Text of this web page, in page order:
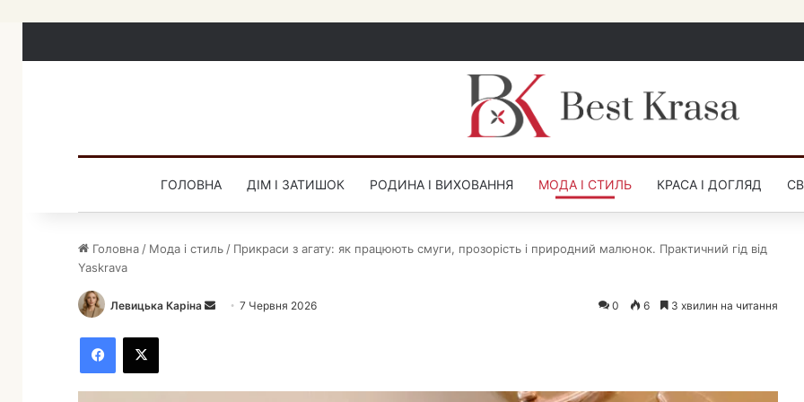
ГОЛОВНА ДІМ І ЗАТИШОК РОДИНА І ВИХОВАННЯ МОДА І СТИЛЬ КРАСА І ДОГЛЯД
Головна / Мода і стиль / Прикраси з агату: як працюють смуги, прозорість і природний малюнок. Практичний гід від
Yaskrava
Левицька Каріна
ш
7 Червня 2026 0 6 3 хвилин на читання